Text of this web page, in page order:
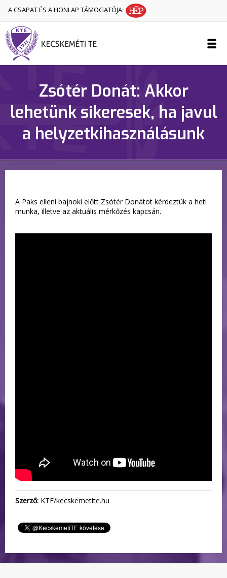
A CSAPAT ÉS A HONLAP TÁMOGATÓJA:
Zsótér Donát: Akkor
lehetünk sikeresek, ha javul
a helyzetkihasználásunk
A Paks elleni bajnoki előtt Zsótér Donátot kérdeztük a heti
munka, illetve az aktuális mérkőzés kapcsán.
Szerző: KTE/kecskemetite.hu